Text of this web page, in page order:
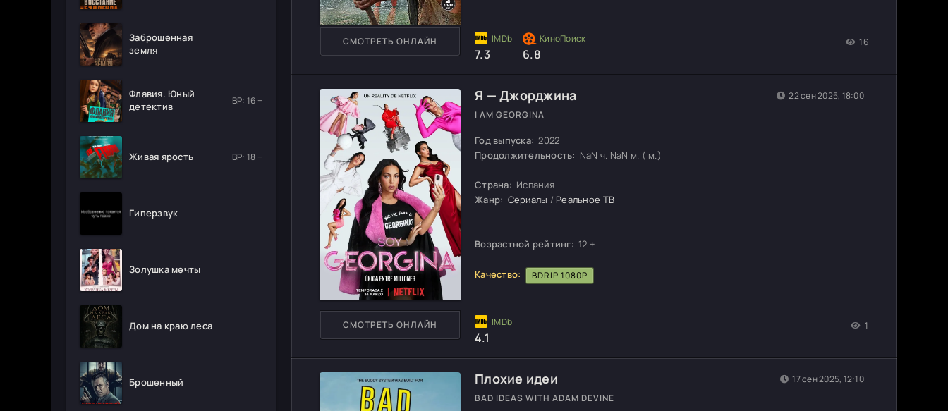
Заброшенная
земля
Флавия. Юный
детектив
ВР: 16 +
Живая ярость ВР: 18 +
Гиперзвук
Золушка мечты
Дом на краю леса
Брошенный
СМОТРЕТЬ ОНЛАЙН
7.3 6.8
16
Я — Джорджина
I AM GEORGINA
Год выпуска: 2022
Продолжительность: NaN ч. NaN м. ( м.)
Страна: Испания
Жанр: Сериалы / Реальное ТВ
Возрастной рейтинг: 12 +
Качество: BDRIP 1080P
СМОТРЕТЬ ОНЛАЙН
4.1
1
22 сен 2025, 18:00
Плохие идеи
BAD IDEAS WITH ADAM DEVINE
17 сен 2025, 12:10